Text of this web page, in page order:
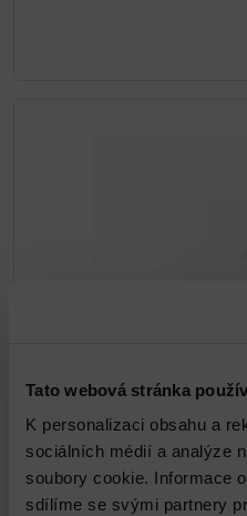
Tato webová stránka
K personalizaci obsahu a
sociálních médií a analýze
soubory cookie. Informace
sdílíme se svými partnery
Huawei AirEngine